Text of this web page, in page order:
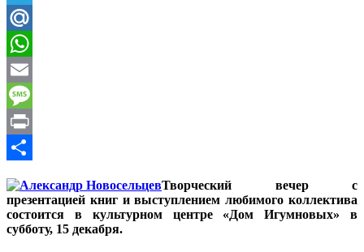
Telegram
Mail.Ru
WhatsApp
Email
Message
Print
Творческий вечер с
презентацией книг и выступлением любимого коллектива
состоится в культурном центре «Дом Игумновых» в
субботу, 15 декабря.